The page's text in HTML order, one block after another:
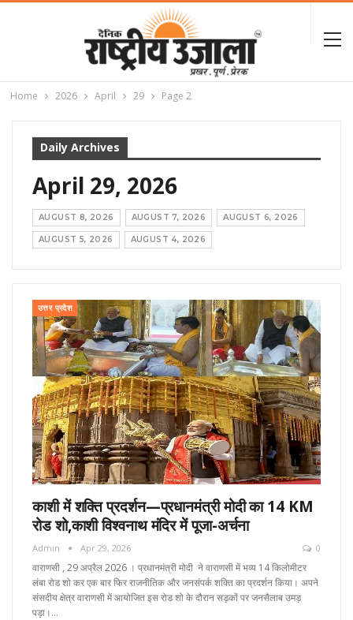
Home 2026 April 29 Page 2
Daily Archives
April 29, 2026
AUGUST 8, 2026 AUGUST 7, 2026 AUGUST 6, 2026
AUGUST 5, 2026 AUGUST 4, 2026
उत्तर प्रदेश
काशी में शक्ति प्रदर्शन—प्रधानमंत्री मोदी का 14 KM
रोड शो,काशी विश्वनाथ मंदिर में पूजा-अर्चना
Admin Apr 29, 2026 0
वाराणसी , 29 अप्रैल 2026 । प्रधानमंत्री मोदी ने वाराणसी में भव्य 14 किलोमीटर
लंबा रोड शो कर एक बार फिर राजनीतिक और जनसंपर्क शक्ति का प्रदर्शन किया। अपने
संसदीय क्षेत्र वाराणसी में आयोजित इस रोड शो के दौरान सड़कों पर जनसैलाब उमड़
पड़ा।…